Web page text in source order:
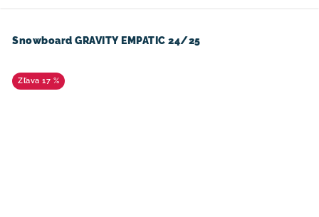
Snowboard GRAVITY EMPATIC 24/25
17 %